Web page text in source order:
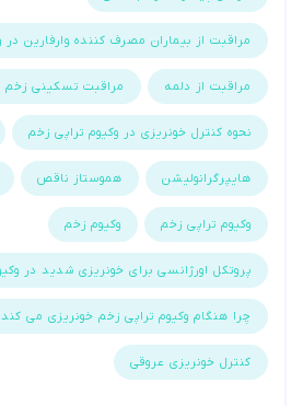
مراقبت از بیماران مصرف کننده وارفارین در
مراقبت از دلمه مراقبت تسکینی زخم
نحوه کنترل خونریزی در وکیوم تراپی زخم
هایپرگرانولیشن هموستاز ناقص
وکیوم تراپی زخم وکیوم زخم
پروتکل اورژانسی برای خونریزی شدید در وکیوم
چرا هنگام وکیوم تراپی زخم خونریزی می کند
کنترل خونریزی عروقی